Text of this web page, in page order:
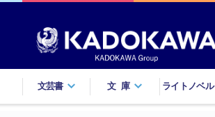
文芸書 文庫 ライトノベル